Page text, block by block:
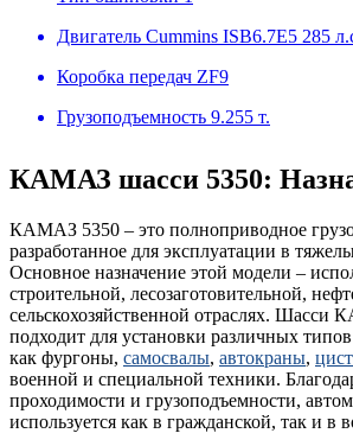
Двигатель Cummins ISB6.7E5 285
Коробка передач ZF9
Грузоподъемность 9.255 т.
КАМАЗ шасси 5350:
КАМАЗ 5350 – это полноприводное
разработанное для эксплуатации в
Основное назначение этой модели –
строительной, лесозаготовительной,
сельскохозяйственной отраслях. Шасси
подходит для установки различных
как фургоны, самосвалы, автокраны,
военной и специальной техники.
проходимости и грузоподъемности,
используется как в гражданской, так и в